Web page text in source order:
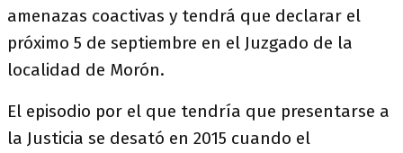
amenazas coactivas y tendrá que declarar el
próximo 5 de septiembre en el Juzgado de la
localidad de Morón.
El episodio por el que tendría que presentarse a
la Justicia se desató en 2015 cuando el